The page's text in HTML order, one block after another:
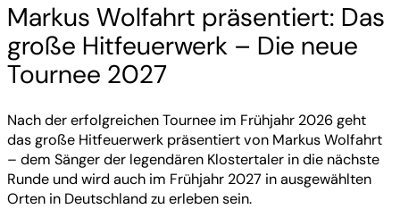
Markus Wolfahrt präsentiert: Das
große Hitfeuerwerk – Die neue
Tournee 2027
Nach der erfolgreichen Tournee im Frühjahr 2026 geht
das große Hitfeuerwerk präsentiert von Markus Wolfahrt
– dem Sänger der legendären Klostertaler in die nächste
Runde und wird auch im Frühjahr 2027 in ausgewählten
Orten in Deutschland zu erleben sein.